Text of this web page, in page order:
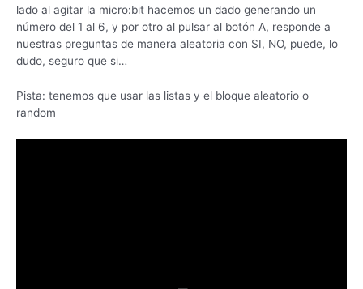
lado al agitar la micro:bit hacemos un dado generando un
número del 1 al 6, y por otro al pulsar al botón A, responde a
nuestras preguntas de manera aleatoria con SI, NO, puede, lo
dudo, seguro que si…
Pista: tenemos que usar las listas y el bloque aleatorio o
random